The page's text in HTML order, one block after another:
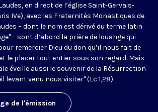
en direct de l’église Saint-Gervais-
IVe), avec les Fraternités Monastiques de
– dont le nom est dérivé du terme latin
– sont d’abord la prière de louange qui
remercier Dieu du don qu’il nous fait de
le placer tout entier sous son regard. Mais
éveille aussi le souvenir de la Résurrection
levant venu nous visiter" (Lc 1,28).
de l'émission